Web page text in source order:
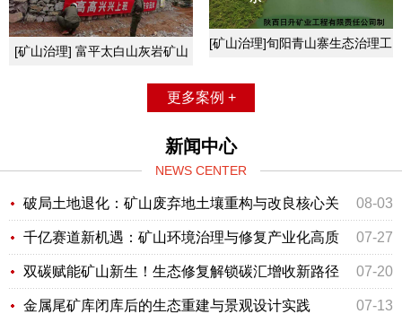
[矿山治理] 富平太白山灰岩矿山
[矿山治理]旬阳青山寨生态治理工
更多案例 +
新闻中心
NEWS CENTER
08-03
破局土地退化：矿山废弃地土壤重构与改良核心关
键技术深度解析 07-27
千亿赛道新机遇：矿山环境治理与修复产业化高质
量发展路径探析 07-20
双碳赋能矿山新生！生态修复解锁碳汇增收新路径
07-13
金属尾矿库闭库后的生态重建与景观设计实践